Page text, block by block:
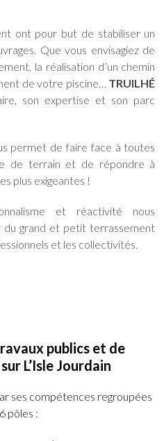
ont pour but de stabiliser un
Que vous envisagiez de
la réalisation d’un chemin
de votre piscine… TRUILHÉ
son expertise et son parc
permet de faire face à toutes
de terrain et de répondre à
plus exigeantes !
et réactivité nous
du grand et petit terrassement
et les collectivités.
publics et de
L’Isle Jourdain
ses compétences regroupées
pôles :